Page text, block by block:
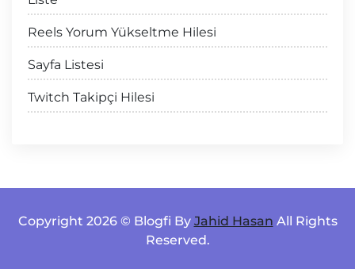
Reels Yorum Yükseltme Hilesi
Sayfa Listesi
Twitch Takipçi Hilesi
Copyright 2026 © Blogfi By Jahid Hasan All Rights
Reserved.